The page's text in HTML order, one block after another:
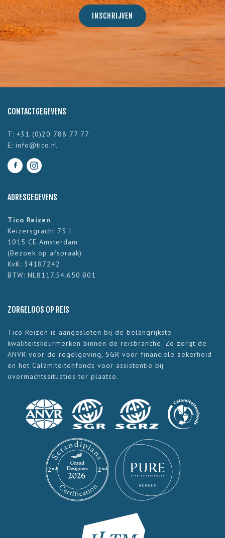
CONTACTGEGEVENS
T: +31 (0)20 788 77 77
E: info@tico.nl
ADRESGEGEVENS
Tico Reizen
Keizersgracht 75 I
1015 CE Amsterdam
(Bezoek op afspraak)
KvK: 34187242
BTW: NL8117.54.650.B01
ZORGELOOS OP REIS
Tico Reizen is aangesloten bij de belangrijkste
kwaliteitskeurmerken binnen de reisbranche. Zo zorgt de
ANVR voor de regelgeving, SGR voor financiële zekerheid
en het Calamiteitenfonds voor assistentie bij
overmachtssituaties ter plaatse.